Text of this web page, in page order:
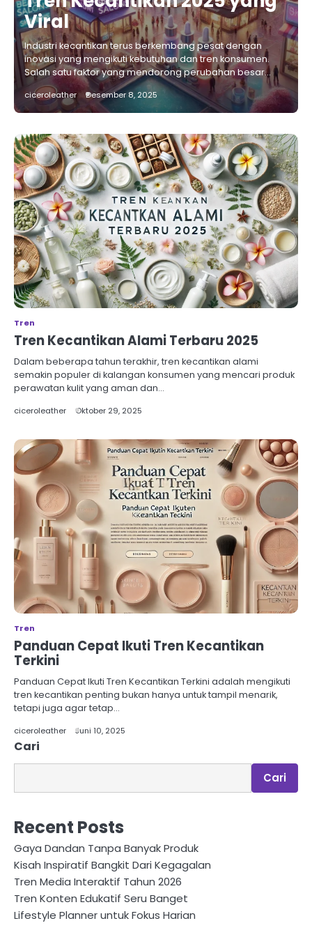
Viral
Industri kecantikan terus berkembang pesat dengan
inovasi yang mengikuti kebutuhan dan tren konsumen.
Salah satu faktor yang mendorong perubahan besar…
ciceroleather Desember 8, 2025
Tren
Tren Kecantikan Alami Terbaru 2025
Dalam beberapa tahun terakhir, tren kecantikan alami
semakin populer di kalangan konsumen yang mencari produk
perawatan kulit yang aman dan…
ciceroleather Oktober 29, 2025
Tren
Panduan Cepat Ikuti Tren Kecantikan
Terkini
Panduan Cepat Ikuti Tren Kecantikan Terkini adalah mengikuti
tren kecantikan penting bukan hanya untuk tampil menarik,
tetapi juga agar tetap…
ciceroleather Juni 10, 2025
Cari
Cari
Recent Posts
Gaya Dandan Tanpa Banyak Produk
Kisah Inspiratif Bangkit Dari Kegagalan
Tren Media Interaktif Tahun 2026
Tren Konten Edukatif Seru Banget
Lifestyle Planner untuk Fokus Harian